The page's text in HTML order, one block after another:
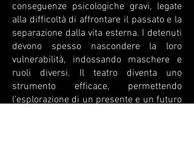
conseguenze psicologiche gravi, legate
alla difficoltà di affrontare il passato e la
separazione dalla vita esterna. I detenuti
devono spesso nascondere la loro
vulnerabilità, indossando maschere e
ruoli diversi. Il teatro diventa uno
strumento efficace, permettendo
l’esplorazione di un presente e un futuro